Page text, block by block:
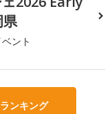
ント
ンキング